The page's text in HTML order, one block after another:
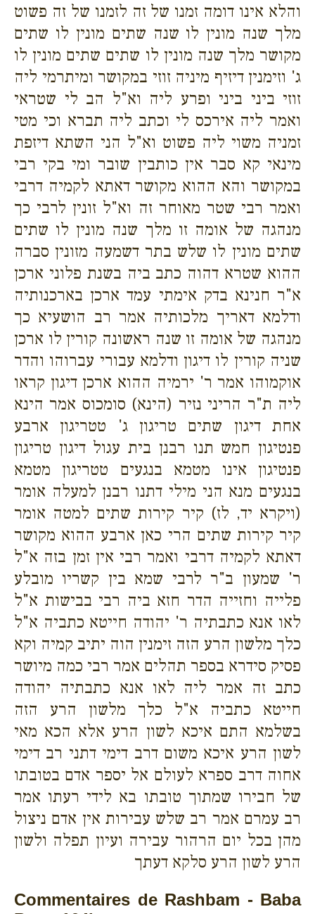
והלא אינו דומה זמנו של זה לזמנו של זה פשוט
מלך שנה מונין לו שנה שתים מונין לו שתים
מקושר מלך שנה מונין לו שתים שתים מונין לו
ג' וזימנין דיזיף מיניה זוזי במקושר ומיתרמי ליה
זוזי ביני ביני ופרע ליה וא"ל הב לי שטראי
ואמר ליה אירכס לי וכתב ליה תברא וכי מטי
זמניה משוי ליה פשוט וא"ל הני השתא דיזפת
מינאי קא סבר אין כותבין שובר ומי בקי רבי
במקושר והא ההוא מקושר דאתא לקמיה דרבי
ואמר רבי שטר מאוחר זה וא"ל זונין לרבי כך
מנהגה של אומה זו מלך שנה מונין לו שתים
שתים מונין לו שלש בתר דשמעה מזונין סברה
ההוא שטרא דהוה כתב ביה בשנת פלוני ארכן
א"ר חנינא בדק אימתי עמד ארכן בארכנותיה
ודלמא דאריך מלכותיה אמר רב הושעיא כך
מנהגה של אומה זו שנה ראשונה קורין לו ארכן
שניה קורין לו דיגון ודלמא עבורי עברוהו והדר
אוקמוהו אמר ר' ירמיה ההוא ארכן דיגון קראו
ליה ת"ר הריני נזיר (הינא) סומכוס אמר הינא
אחת דיגון שתים טריגון ג' טטריגון ארבע
פנטיגון חמש תנו רבנן בית עגול דיגון טריגון
פנטיגון אינו מטמא בנגעים טטריגון מטמא
בנגעים מנא הני מילי דתנו רבנן למעלה אומר
(ויקרא יד, לז) קיר קירות שתים למטה אומר
קיר קירות שתים הרי כאן ארבע ההוא מקושר
דאתא לקמיה דרבי ואמר רבי אין זמן בזה א"ל
ר' שמעון ב"ר לרבי שמא בין קשריו מובלע
פלייה וחזייה הדר חזא ביה רבי בבישות א"ל
לאו אנא כתבתיה ר' יהודה חייטא כתביה א"ל
כלך מלשון הרע הזה זימנין הוה יתיב קמיה וקא
פסיק סידרא בספר תהלים אמר רבי כמה מיושר
כתב זה אמר ליה לאו אנא כתבתיה יהודה
חייטא כתביה א"ל כלך מלשון הרע הזה
בשלמא התם איכא לשון הרע אלא הכא מאי
לשון הרע איכא משום דרב דימי דתני רב דימי
אחוה דרב ספרא לעולם אל יספר אדם בטובתו
של חבירו שמתוך טובתו בא לידי רעתו אמר
רב עמרם אמר רב שלש עבירות אין אדם ניצול
מהן בכל יום הרהור עבירה ועיון תפלה ולשון
הרע לשון הרע סלקא דעתך
Commentaires de Rashbam - Baba